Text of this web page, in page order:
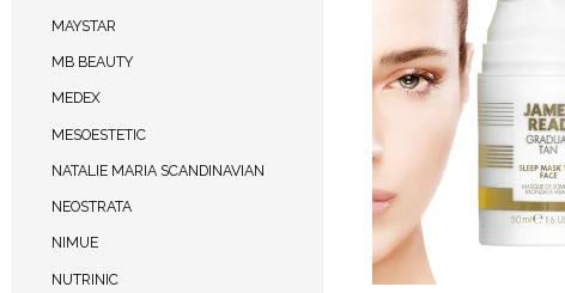
MAYSTAR
MB BEAUTY
MEDEX
MESOESTETIC
NATALIE MARIA SCANDINAVIAN
NEOSTRATA
NIMUE
NUTRINIC